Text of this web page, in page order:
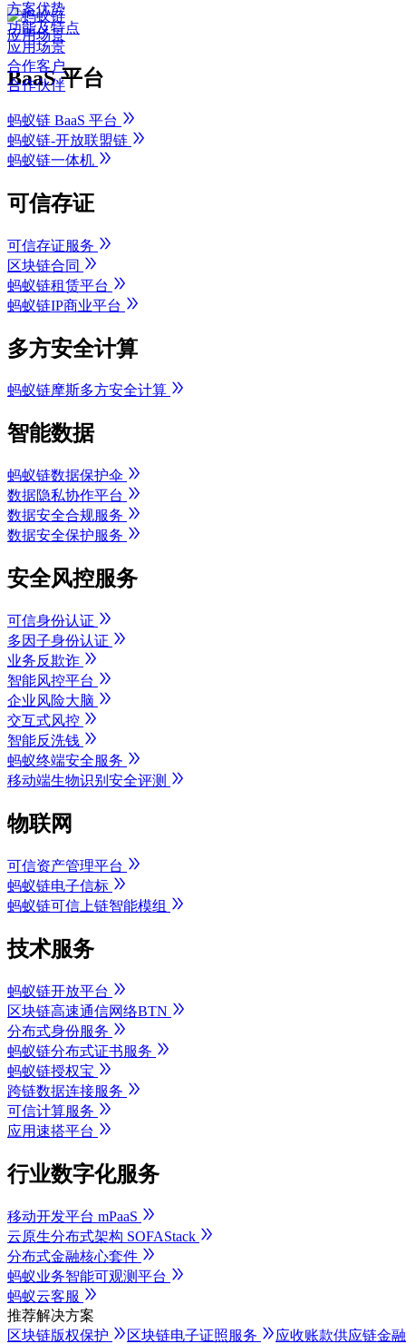
应用场景
BaaS 平台
蚂蚁链 BaaS 平台
蚂蚁链-开放联盟链
蚂蚁链一体机
可信存证
可信存证服务
区块链合同
蚂蚁链租赁平台
蚂蚁链IP商业平台
多方安全计算
蚂蚁链摩斯多方安全计算
智能数据
蚂蚁链数据保护伞
数据隐私协作平台
数据安全合规服务
数据安全保护服务
安全风控服务
可信身份认证
多因子身份认证
业务反欺诈
智能风控平台
企业风险大脑
交互式风控
智能反洗钱
蚂蚁终端安全服务
移动端生物识别安全评测
物联网
可信资产管理平台
蚂蚁链电子信标
蚂蚁链可信上链智能模组
技术服务
蚂蚁链开放平台
区块链高速通信网络BTN
分布式身份服务
蚂蚁链分布式证书服务
蚂蚁链授权宝
跨链数据连接服务
可信计算服务
应用速搭平台
行业数字化服务
移动开发平台 mPaaS
云原生分布式架构 SOFAStack
分布式金融核心套件
蚂蚁业务智能可观测平台
蚂蚁云客服
推荐解决方案
区块链版权保护
区块链电子证照服务
应收账款供应链金
方案优势
功能及特点
应用场景
合作客户
合作伙伴